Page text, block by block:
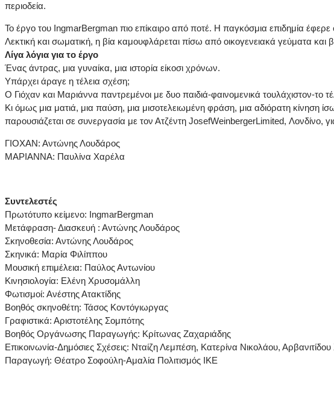
περιοδεία.
Το έργο του IngmarBergman πιο επίκαιρο από ποτέ. Η παγκόσμια επιδημία
Λεκτική και σωματική, η βία καμουφλάρεται πίσω από οικογενειακά γεύματα και
Λίγα λόγια για το έργο
Ένας άντρας, μια γυναίκα, μια ιστορία είκοσι χρόνων.
Υπάρχει άραγε η τέλεια σχέση;
Ο Γιόχαν και Μαριάννα παντρεμένοι με δυο παιδιά-φαινομενικά τουλάχιστον-το
Κι όμως μια ματιά, μια παύση, μια μισοτελειωμένη φράση, μια αδιόρατη
παρουσιάζεται σε συνεργασία με τον Ατζέντη JosefWeinbergerLimited, Λονδίνο,
ΓΙΟΧΑΝ: Αντώνης Λουδάρος
ΜΑΡΙΑΝΝΑ: Παυλίνα Χαρέλα
Συντελεστές
Πρωτότυπο κείμενο: IngmarBergman
Μετάφραση- Διασκευή : Αντώνης Λουδάρος
Σκηνοθεσία: Αντώνης Λουδάρος
Σκηνικά: Μαρία Φιλίππου
Μουσική επιμέλεια: Παύλος Αντωνίου
Κινησιολογία: Ελένη Χρυσομάλλη
Φωτισμοί: Ανέστης Ατακτίδης
Βοηθός σκηνοθέτη: Τάσος Κοντόγιωργας
Γραφιστικά: Αριστοτέλης Σομπότης
Βοηθός Οργάνωσης Παραγωγής: Κρίτωνας Ζαχαριάδης
Επικοινωνία-Δημόσιες Σχέσεις: Νταίζη Λεμπέση, Κατερίνα Νικολάου,
Παραγωγή: Θέατρο Σοφούλη-Αμαλία Πολιτισμός ΙΚΕ